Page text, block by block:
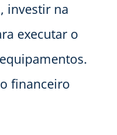
investir na
executar o
financeiro